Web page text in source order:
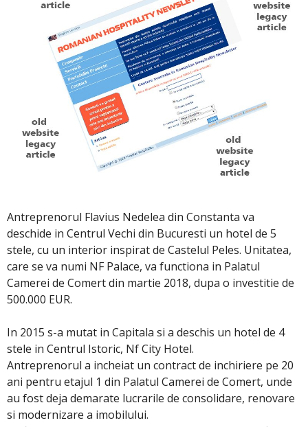
Antreprenorul Flavius Nedelea din Constanta va
deschide in Centrul Vechi din Bucuresti un hotel de 5
stele, cu un interior inspirat de Castelul Peles. Unitatea,
care se va numi NF Palace, va functiona in Palatul
Camerei de Comert din martie 2018, dupa o investitie de
500.000 EUR.
In 2015 s-a mutat in Capitala si a deschis un hotel de 4
stele in Centrul Istoric, Nf City Hotel.
Antreprenorul a incheiat un contract de inchiriere pe 20
ani pentru etajul 1 din Palatul Camerei de Comert, unde
au fost deja demarate lucrarile de consolidare, renovare
si modernizare a imobilului.